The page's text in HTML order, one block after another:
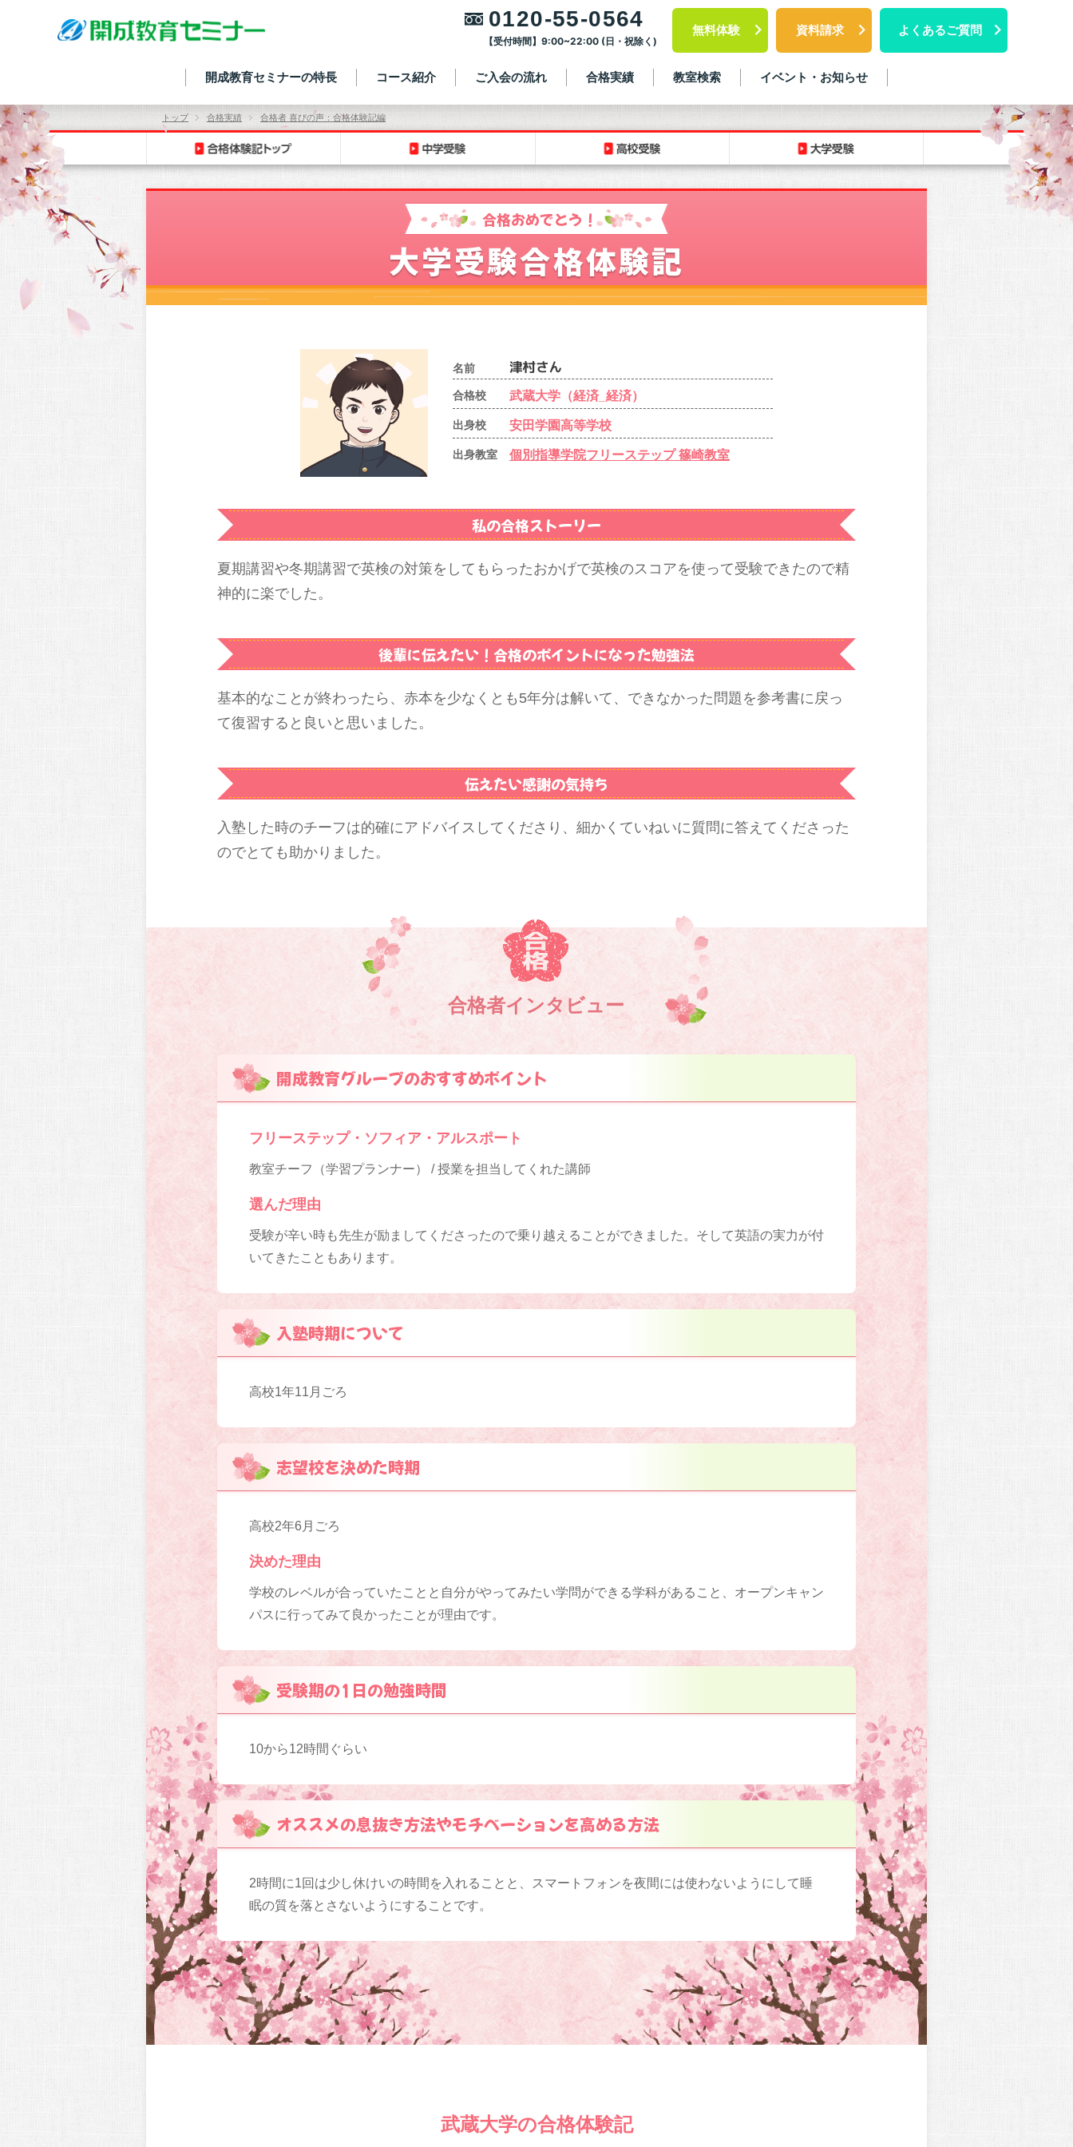
0120-55-0564
【受付時間】9:00~22:00 (日・祝除く)
無料体験 資料請求 よくあるご質問
開成教育セミナーの特長 コース紹介 ご入会の流れ 合格実績 教室検索 イベント・お知らせ
トップ 合格実績 合格者 喜びの声：合格体験記編
合格おめでとう！
大学受験合格体験記
名前
合格校 武蔵大学（経済_経済）
出身校 安田学園高等学校
出身教室 個別指導学院フリーステップ 篠崎教室
私の合格ストーリー
夏期講習や冬期講習で英検の対策をしてもらったおかげで英検のスコアを使って受験できたので精
神的に楽でした。
後輩に伝えたい！ 合格のポイントになった勉強法
基本的なことが終わったら、赤本を少なくとも5年分は解いて、できなかった問題を参考書に戻っ
て復習すると良いと思いました。
伝えたい感謝の気持ち
入塾した時のチーフは的確にアドバイスしてくださり、細かくていねいに質問に答えてくださった
のでとても助かりました。
合格者インタビュー
開成教育グループのおすすめポイント
フリーステップ・ソフィア・アルスポート
教室チーフ（学習プランナー） / 授業を担当してくれた講師
選んだ理由
受験が辛い時も先生が励ましてくださったので乗り越えることができました。そして英語の実力が付
いてきたこともあります。
入塾時期について
高校1年11月ごろ
志望校を決めた時期
高校2年6月ごろ
決めた理由
学校のレベルが合っていたことと自分がやってみたい学問ができる学科があること、オープンキャン
パスに行ってみて良かったことが理由です。
受験期の1日の勉強時間
10から12時間ぐらい
オススメの息抜き方法やモチベーションを高める方法
2時間に1回は少し休けいの時間を入れることと、スマートフォンを夜間には使わないようにして睡
眠の質を落とさないようにすることです。
武蔵大学の合格体験記